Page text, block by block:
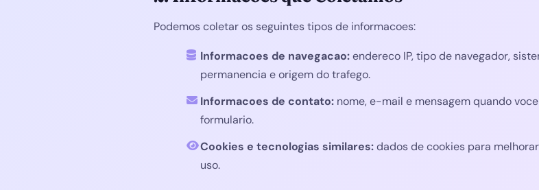
Podemos coletar os seguintes tipos de informacoes:
Informacoes de navegacao:endereco IP, tipo de navegador,
permanencia e origem do trafego.
Informacoes de contato: nome, e-mail e mensagem quando
formulario.
Cookies e tecnologias similares:dados de cookies para
uso.